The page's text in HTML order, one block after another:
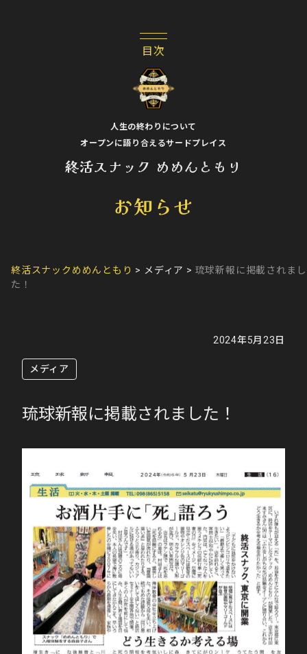
人生の終わりについて
オープンに語り合えるサードプレイス
終活スナック めめんともり
お知らせ
終活スナックめめんともり > メディア > 琉球新報に掲載されまし
た！
2024年5月23日
メディア
琉球新報に掲載されました！